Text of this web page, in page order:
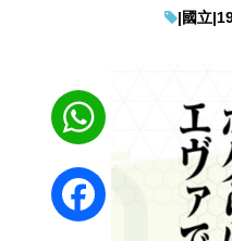
|國立|
WhatsApp